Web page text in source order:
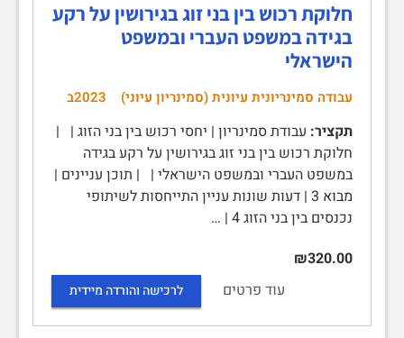
חלוקת רכוש בין בני זוג בגירושין על רקע
בגידה במשפט העברי ובמשפט
הישראלי
עבודה סמינריונית עיונית (סמינריון עיוני) 2023ב
תקציר: עבודת סמינריון | יחסי רכוש בין בני הזוג | |
חלוקת רכוש בין בני זוג בגירושין על רקע בגידה
במשפט העברי ובמשפט הישראלי | | תוכן עניינים |
מבוא 3 | דעות שונות עניין התייחסות לשיתופי
נכנסים בין בני הזוג 4 | …
₪320.00
עוד פרטים
לרכישה והורדה מיידית